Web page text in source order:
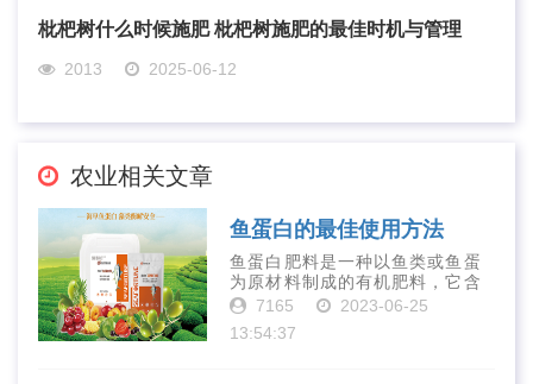
枇杷树什么时候施肥 枇杷树施肥的最佳时机与管理
2013 2025-06-12
农业相关文章
鱼蛋白的最佳使用方法
鱼蛋白肥料是一种以鱼类或鱼蛋
为原材料制成的有机肥料，它含
有丰富的营养物质，如氮、磷、
元素和植物生长因子。这些营养
7165
2023-06-25
13:54:37